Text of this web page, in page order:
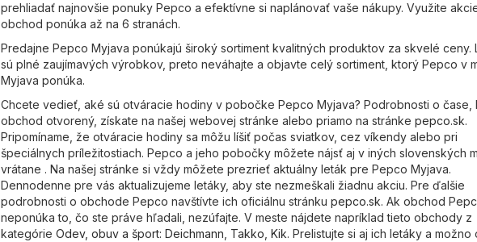
prehliadať najnovšie ponuky Pepco a efektívne si naplánovať vaše nákupy. Využite
obchod ponúka až na 6 stranách.
Predajne Pepco Myjava ponúkajú široký sortiment kvalitných produktov za skvelé ceny.
sú plné zaujímavých výrobkov, preto neváhajte a objavte celý sortiment, ktorý Pepco v
Myjava ponúka.
Chcete vedieť, aké sú otváracie hodiny v pobočke Pepco Myjava? Podrobnosti o čase,
obchod otvorený, získate na našej webovej stránke alebo priamo na stránke pepco.sk.
Pripomíname, že otváracie hodiny sa môžu líšiť počas sviatkov, cez víkendy alebo pri
špeciálnych príležitostiach. Pepco a jeho pobočky môžete nájsť aj v iných slovenských
vrátane . Na našej stránke si vždy môžete prezrieť aktuálny leták pre Pepco Myjava.
Dennodenne pre vás aktualizujeme letáky, aby ste nezmeškali žiadnu akciu. Pre ďalšie
podrobnosti o obchode Pepco navštívte ich oficiálnu stránku pepco.sk. Ak obchod
neponúka to, čo ste práve hľadali, nezúfajte. V meste nájdete napríklad tieto obchody z
kategórie Odev, obuv a šport: Deichmann Takko Kik. Prelistujte si aj ich letáky a možno